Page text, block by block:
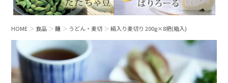
HOME 食品 麺 うどん・麦切 絹入り麦切り 200g×8把(箱入)